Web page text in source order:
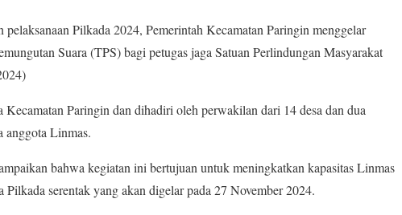
Pilkada 2024, Pemerintah Kecamatan Paringin menggelar
Suara (TPS) bagi petugas jaga Satuan Perlindungan Masyarakat
Paringin dan dihadiri oleh perwakilan dari 14 desa dan dua
anggota Linmas.
bahwa kegiatan ini bertujuan untuk meningkatkan kapasitas Linmas
serentak yang akan digelar pada 27 November 2024.